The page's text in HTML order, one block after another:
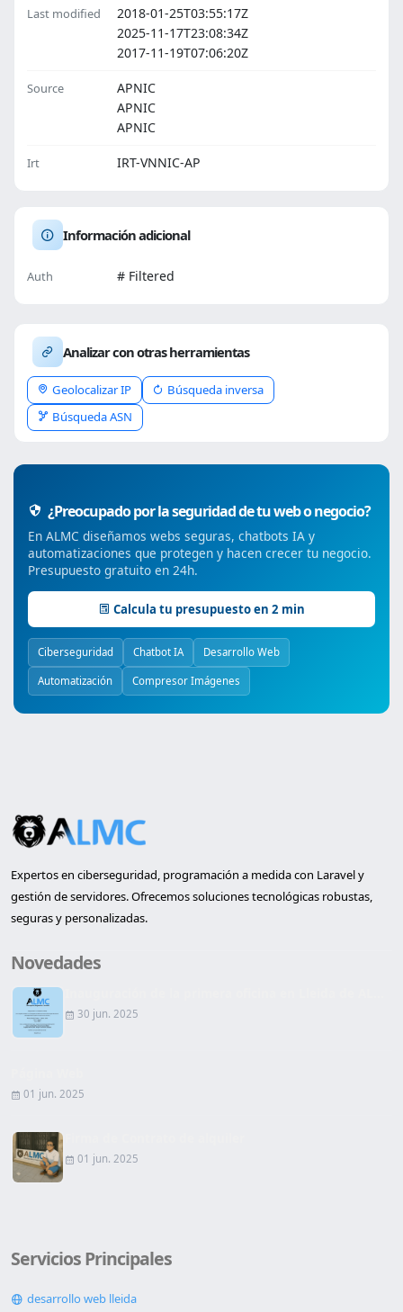
Last modified
2018-01-25T03:55:17Z
2025-11-17T23:08:34Z
2017-11-19T07:06:20Z
Source
APNIC
APNIC
APNIC
Irt IRT-VNNIC-AP
Información adicional
Auth # Filtered
Analizar con otras herramientas
Geolocalizar IP
Búsqueda inversa
Búsqueda ASN
¿Preocupado por la seguridad de tu web o negocio?
En ALMC diseñamos webs seguras, chatbots IA y
automatizaciones que protegen y hacen crecer tu negocio.
Presupuesto gratuito en 24h.
Calcula tu presupuesto en 2 min
Ciberseguridad Chatbot IA Desarrollo Web
Automatización Compresor Imágenes
Expertos en ciberseguridad, programación a medida con Laravel y
gestión de servidores. Ofrecemos soluciones tecnológicas robustas,
seguras y personalizadas.
Novedades
30 jun. 2025
01 jun. 2025
01 jun. 2025
Servicios Principales
desarrollo web lleida